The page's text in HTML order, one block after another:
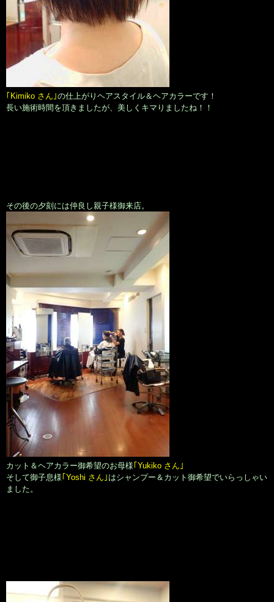
｢Kimiko さん｣の仕上がりヘアスタイル＆ヘアカラーです！
長い施術時間を頂きましたが、美しくキマりましたね！！
その後の夕刻には仲良し親子様御来店。
カット＆ヘアカラー御希望のお母様｢Yukiko さん｣
そして御子息様｢Yoshi さん｣ はシャンプー＆カット御希望でいらっしゃい
ました。